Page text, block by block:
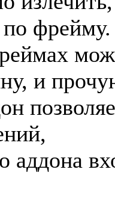
фрейму.
и
аддона